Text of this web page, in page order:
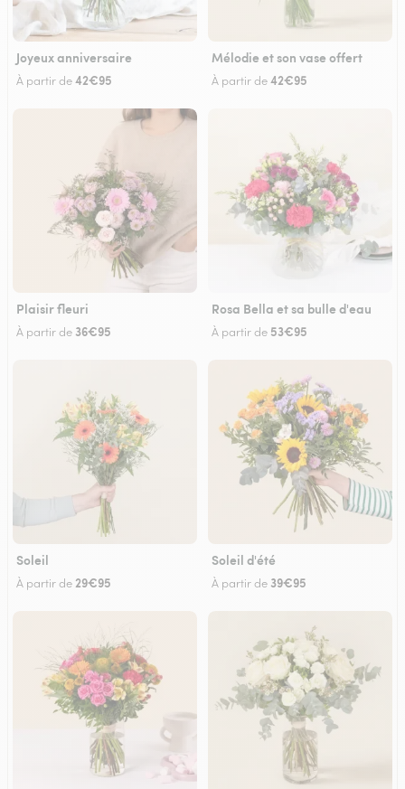
Joyeux anniversaire
À partir de42€95
Mélodie et son vase offert
À partir de42€95
Plaisir fleuri
À partir de 36€95
Rosa Bella et sa bulle d'eau
À partir de 53€95
Soleil
À partir de 29€95
Soleil d'été
À partir de 39€95